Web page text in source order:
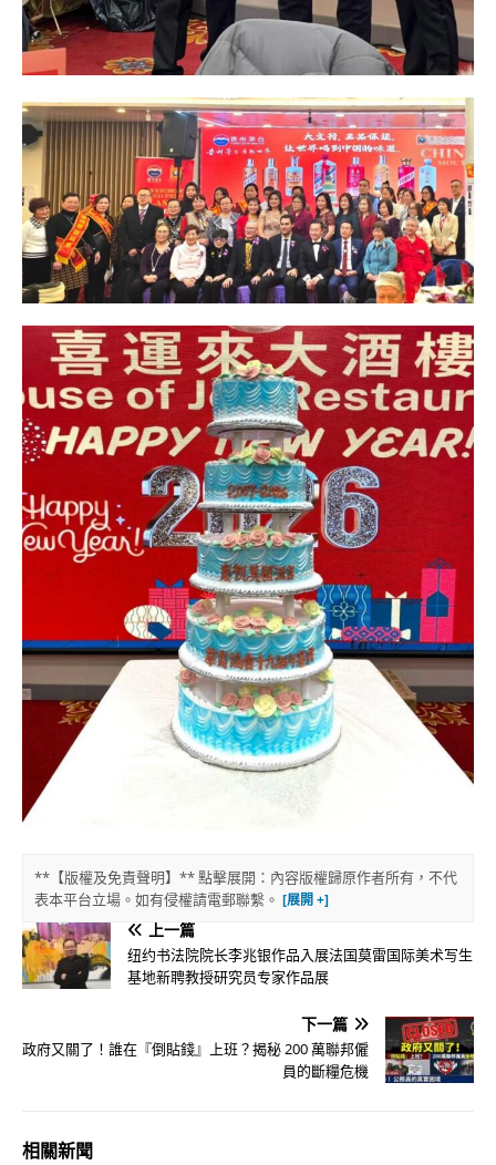
**【版權及免責聲明】** 點擊展開：內容版權歸原作者所有，不代
表本平台立場。如有侵權請電郵聯繫。
上一篇
纽约书法院院长李兆银作品入展法国莫雷国际美术写生
基地新聘教授研究员专家作品展
下一篇
政府又關了！誰在『倒貼錢』上班？揭秘 200 萬聯邦僱
員的斷糧危機
相關新聞